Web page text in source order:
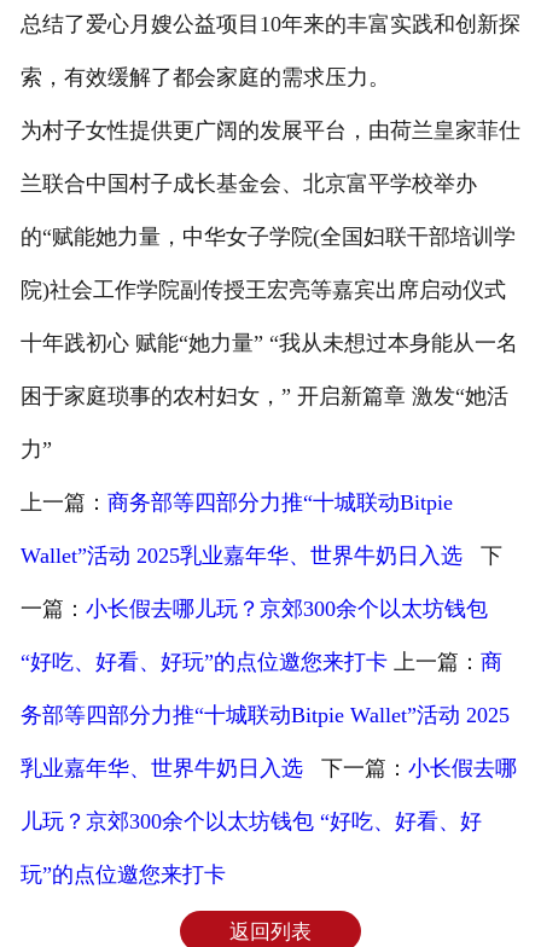
总结了爱心月嫂公益项目10年来的丰富实践和创新探
索，有效缓解了都会家庭的需求压力。
为村子女性提供更广阔的发展平台，由荷兰皇家菲仕
兰联合中国村子成长基金会、北京富平学校举办
的“赋能她力量，中华女子学院(全国妇联干部培训学
院)社会工作学院副传授王宏亮等嘉宾出席启动仪式
十年践初心 赋能“她力量” “我从未想过本身能从一名
困于家庭琐事的农村妇女，” 开启新篇章 激发“她活
力”
上一篇： 商务部等四部分力推“十城联动Bitpie
Wallet”活动 2025乳业嘉年华、世界牛奶日入选下
一篇： 小长假去哪儿玩？京郊300余个以太坊钱包
“好吃、好看、好玩”的点位邀您来打卡上一篇： 商
务部等四部分力推“十城联动Bitpie Wallet”活动 2025
乳业嘉年华、世界牛奶日入选下一篇： 小长假去哪
儿玩？京郊300余个以太坊钱包 “好吃、好看、好
玩”的点位邀您来打卡
返回列表